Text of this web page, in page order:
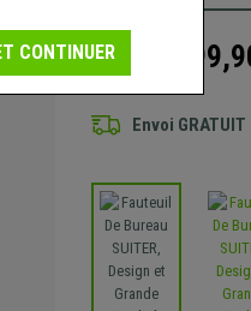
818,90 €
Envoi GRATUIT
CONTINUER